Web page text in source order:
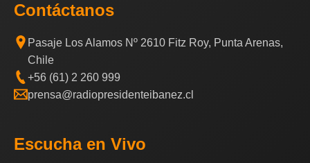
Contáctanos
Pasaje Los Alamos Nº 2610 Fitz Roy, Punta Arenas,
Chile
+56 (61) 2 260 999
prensa@radiopresidenteibanez.cl
Escucha en Vivo